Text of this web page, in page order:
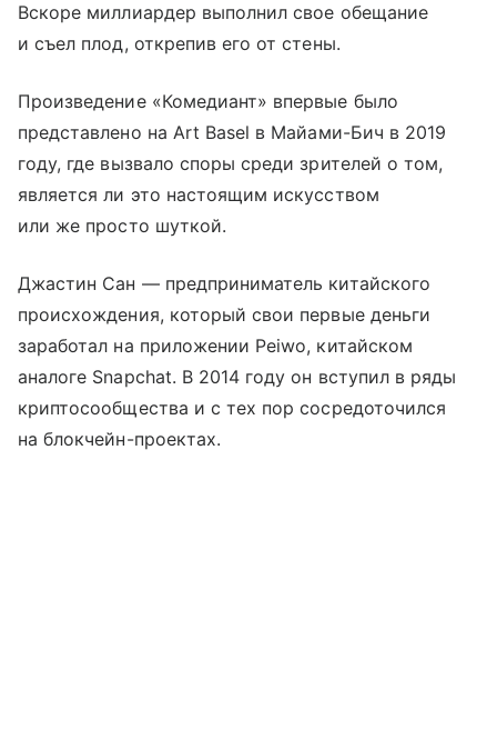
Вскоре миллиардер выполнил свое обещание
и съел плод, открепив его от стены.
Произведение «Комедиант» впервые было
представлено на Art Basel в Майами-Бич в 2019
году, где вызвало споры среди зрителей о том,
является ли это настоящим искусством
или же просто шуткой.
Джастин Сан — предприниматель китайского
происхождения, который свои первые деньги
заработал на приложении Peiwo, китайском
аналоге Snapchat. В 2014 году он вступил в ряды
криптосообщества и с тех пор сосредоточился
на блокчейн-проектах.